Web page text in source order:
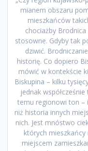
mianem obszaru
mieszkańców
chociażby
stosowne. Gdyby tak
dziwić.
historię. Co dopiero
mówić w kontekście
Biskupina – kilku
jednak
temu regionowi ton –
niż historia innych
nich. Jest mnóstwo
których
miejscem